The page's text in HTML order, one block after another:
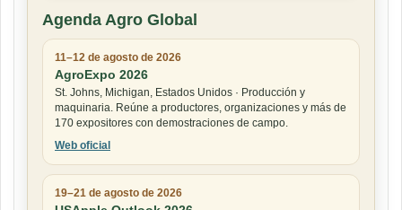
Agenda Agro Global
11–12 de agosto de 2026
AgroExpo 2026
St. Johns, Michigan, Estados Unidos · Producción y
maquinaria. Reúne a productores, organizaciones y más de
170 expositores con demostraciones de campo.
Web oficial
19–21 de agosto de 2026